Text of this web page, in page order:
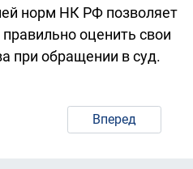
норм НК РФ позволяет
оценить свои
при обращении в суд.
Вперед